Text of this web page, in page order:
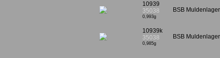
10939
35038
0,993g
BSB
10939k
35038
0,985g
BSB